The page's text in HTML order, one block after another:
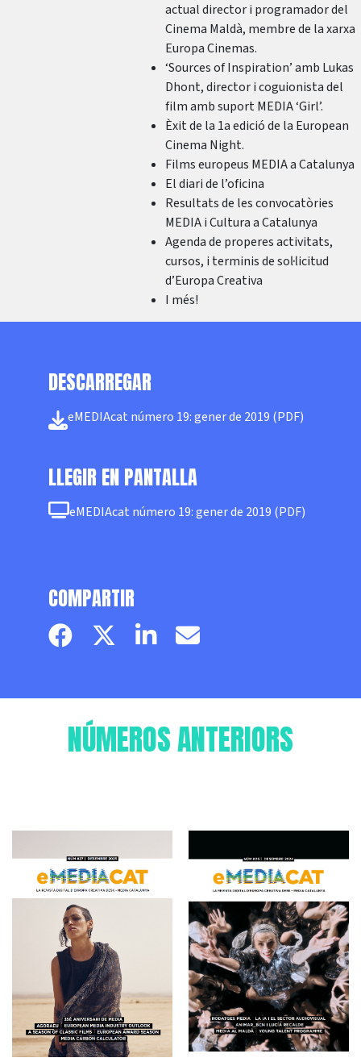
actual director i programador del
Cinema Maldà, membre de la xarxa
Europa Cinemas.
‘Sources of Inspiration’ amb Lukas
Dhont, director i coguionista del
film amb suport MEDIA ‘Girl’.
Èxit de la 1a edició de la European
Cinema Night.
Films europeus MEDIA a Catalunya
El diari de l’oficina
Resultats de les convocatòries
MEDIA i Cultura a Catalunya
Agenda de properes activitats,
cursos, i terminis de sol·licitud
d’Europa Creativa
I més!
DESCARREGAR
eMEDIAcat número 19: gener de 2019 (PDF)
LLEGIR EN PANTALLA
eMEDIAcat número 19: gener de 2019 (PDF)
COMPARTIR
Facebook pageTwitter page
LinkedinEmail
NÚMEROS ANTERIORS